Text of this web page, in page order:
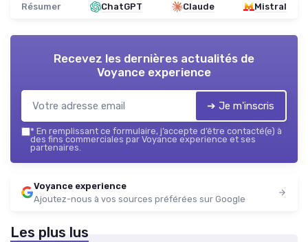
Résumer ChatGPT Claude Mistral
Recevez les dernières actualités de
Voyance experience
➔ Je m'inscris
* En remplissant ce formulaire, j’accepte d’être contacté(e) à
des fins commerciales par Voyance experience et ses
partenaires.
Voyance experience
Ajoutez-nous à vos sources préférées sur Google
Les plus lus